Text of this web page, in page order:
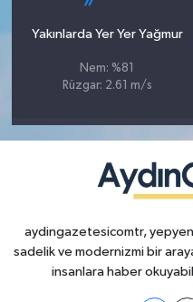
Yakınlarda Yer Yer Yağmur
Nem: %81
Rüzgar: 2.61 m/s
aydingazetesicomtr,
sadelik ve modernizmi bir
insanlara haber